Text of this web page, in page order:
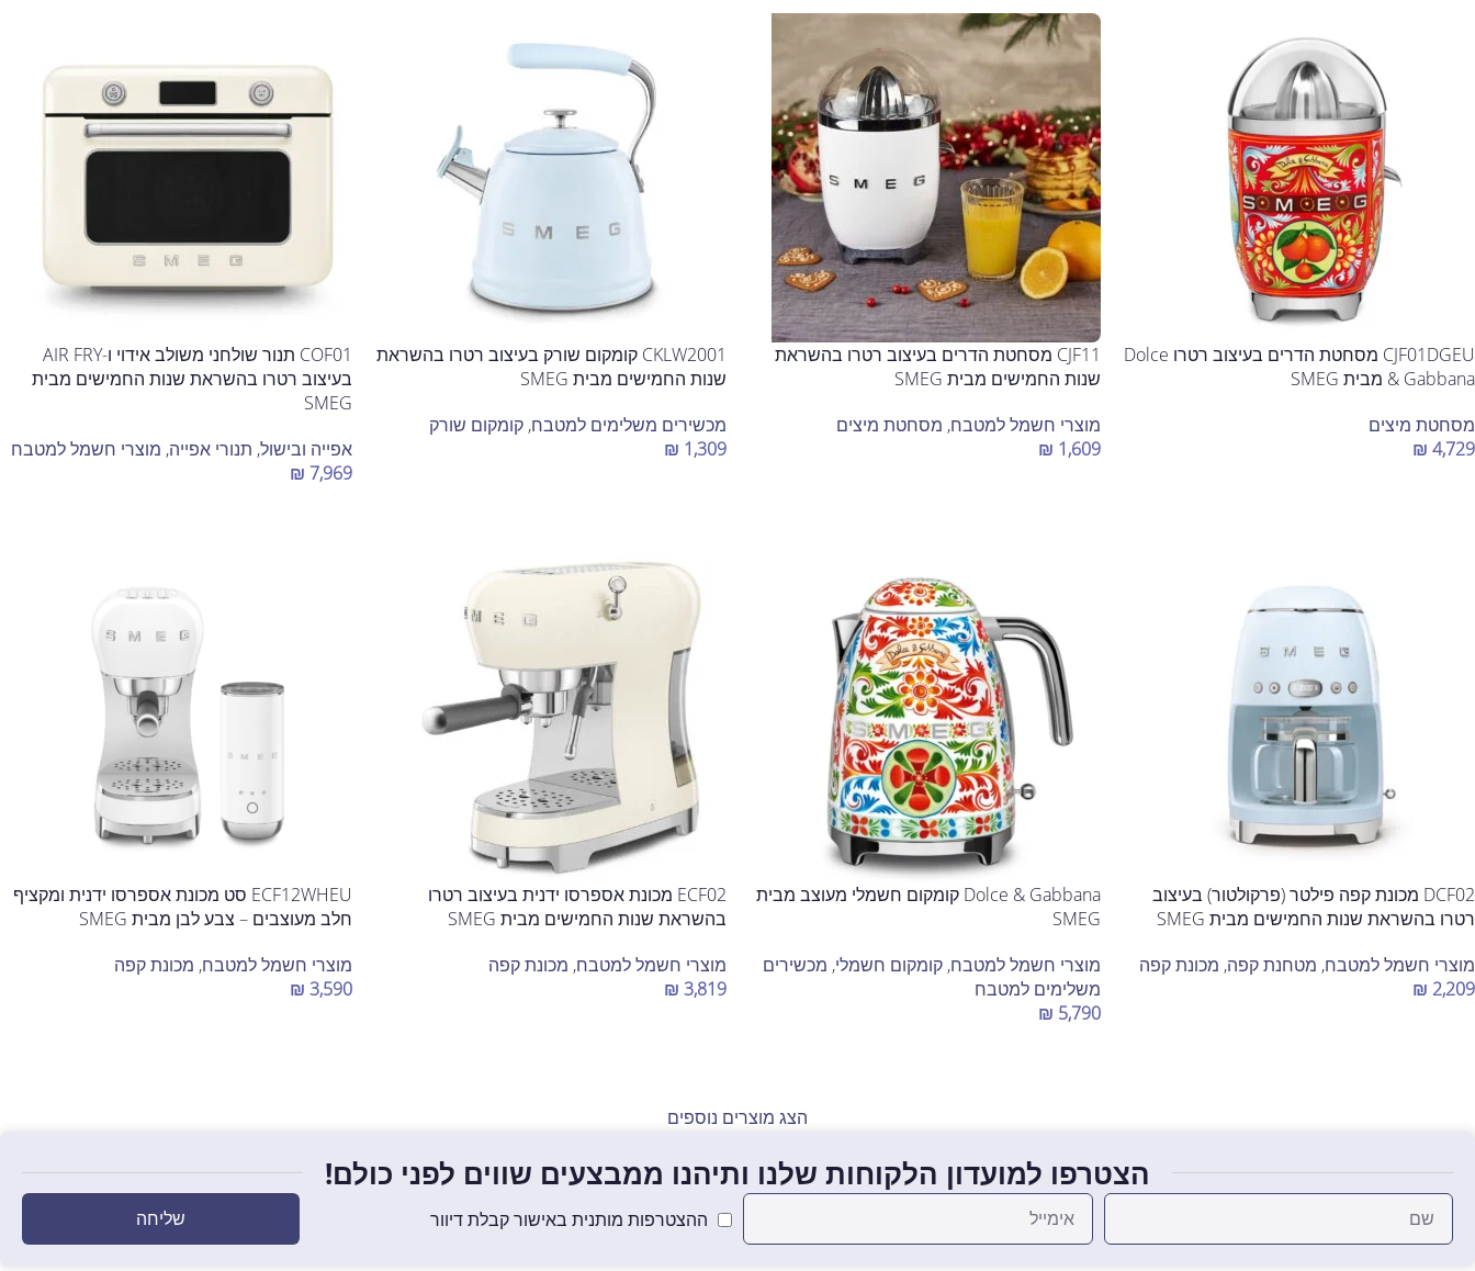
CJF01DGEU מסחטת הדרים בעיצוב רטרו Dolce
& Gabbana מבית SMEG
מסחטת מיצים
₪ 4,729
CJF11 מסחטת הדרים בעיצוב רטרו בהשראת
שנות החמישים מבית SMEG
מוצרי חשמל למטבח, מסחטת מיצים
₪ 1,609
CKLW2001 קומקום שורק בעיצוב רטרו בהשראת
שנות החמישים מבית SMEG
מכשירים משלימים למטבח, קומקום שורק
₪ 1,309
COF01 תנור שולחני משולב אידוי ו-AIR FRY
בעיצוב רטרו בהשראת שנות החמישים מבית
SMEG
אפייה ובישול, תנורי אפייה, מוצרי חשמל למטבח
₪ 7,969
DCF02 מכונת קפה פילטר (פרקולטור) בעיצוב
רטרו בהשראת שנות החמישים מבית SMEG
מוצרי חשמל למטבח, מטחנת קפה, מכונת קפה
₪ 2,209
Dolce & Gabbana קומקום חשמלי מעוצב מבית
SMEG
מוצרי חשמל למטבח, קומקום חשמלי, מכשירים
משלימים למטבח
₪ 5,790
ECF02 מכונת אספרסו ידנית בעיצוב רטרו
בהשראת שנות החמישים מבית SMEG
מוצרי חשמל למטבח, מכונת קפה
₪ 3,819
ECF12WHEU סט מכונת אספרסו ידנית ומקציף
חלב מעוצבים – צבע לבן מבית SMEG
מוצרי חשמל למטבח, מכונת קפה
₪ 3,590
הצג מוצרים נוספים
הצטרפו למועדון הלקוחות שלנו ותיהנו ממבצעים שווים לפני כולם!
ההצטרפות מותנית באישור קבלת דיוור שליחה